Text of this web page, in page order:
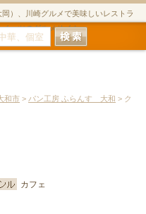
）、川崎グルメで美味しいレストラ
ーツのグルメサイト
和市 > パン工房 ふらんす 大和 > ク
カフェ